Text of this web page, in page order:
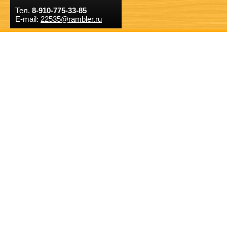
Тел. 8-910-775-33-85
E-mail: 22535@rambler.ru